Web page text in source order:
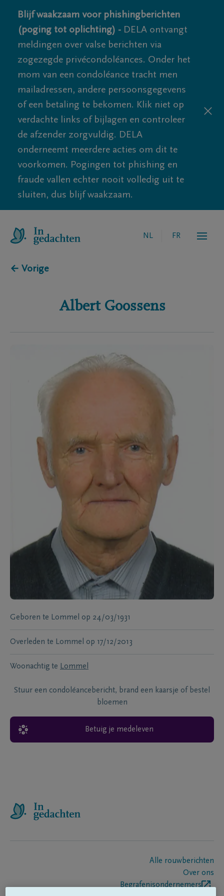
Blijf waakzaam voor phishingberichten
(poging tot oplichting) - DELA ontvangt
meldingen over valse berichten via
zogezegde privécondoléances. Onder het
mom van een condoléance tracht men
mailadressen, andere persoonsgegevens
of een betaling te bekomen. Klik niet op
verdachte links of bijlagen en controleer
de afzender zorgvuldig. DELA
onderneemt meerdere acties om dit te
voorkomen. Pogingen tot phishing en
fraude vallen echter nooit volledig uit te
sluiten, dus blijf waakzaam.
NL FR
← Vorige
Albert Goossens
Geboren te Lommel op 24/03/1931
Overleden te Lommel op 17/12/2013
Woonachtig te Lommel
Stuur een condoléancebericht, brand een kaarsje of bestel
bloemen
Betuig je medeleven
Alle rouwberichten
Over ons
Begrafenisondernemers